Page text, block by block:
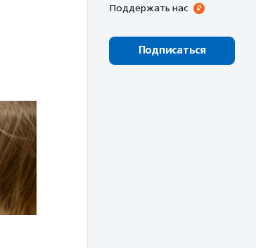
Поддержать нас
Подписаться